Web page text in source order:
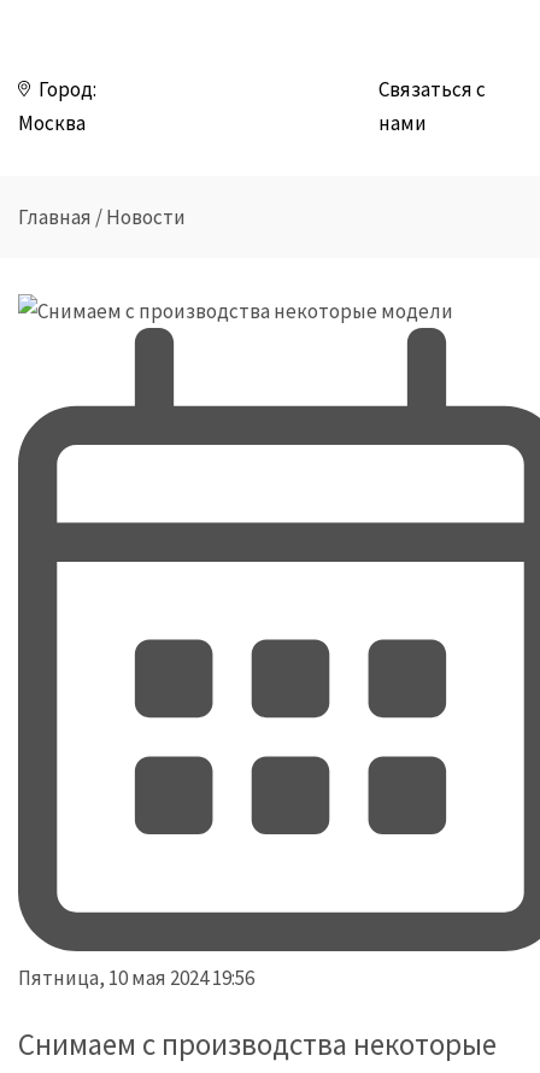
Город:
Москва
Связаться с
нами
Главная /Новости
Пятница, 10 мая 2024 19:56
Снимаем с производства некоторые